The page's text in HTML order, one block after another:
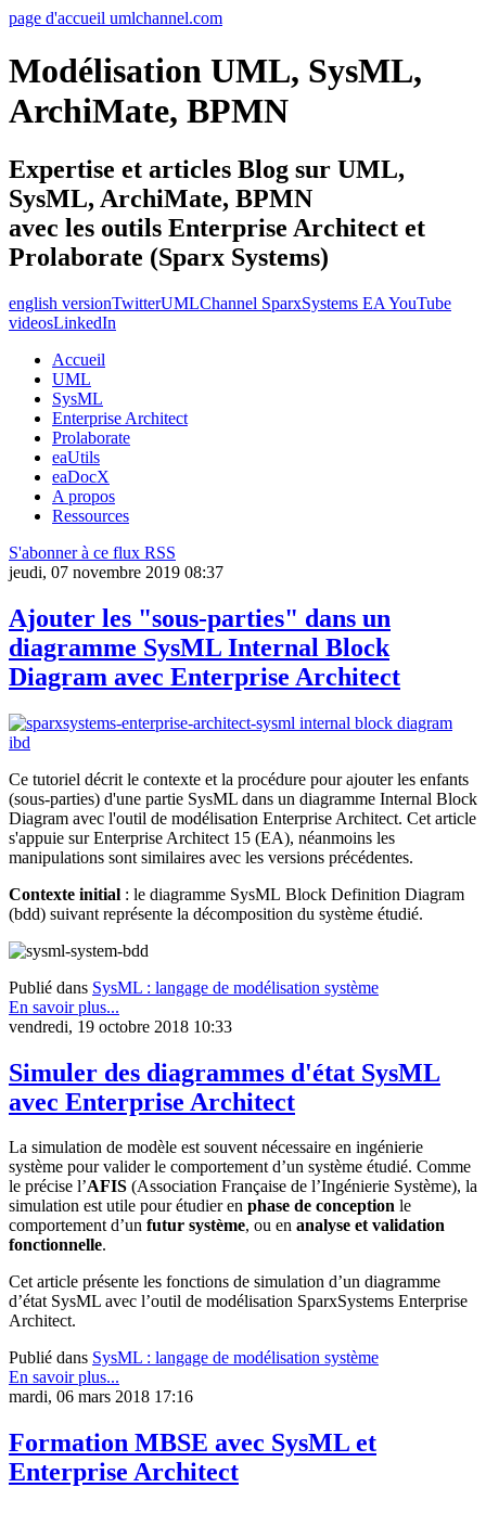
page d'accueil umlchannel.com
Modélisation UML, SysML,
ArchiMate, BPMN
Expertise et articles Blog sur UML,
SysML, ArchiMate, BPMN
avec les outils Enterprise Architect et
Prolaborate (Sparx Systems)
english versionTwitterUMLChannel SparxSystems EA YouTube
videosLinkedIn
Accueil
UML
SysML
Enterprise Architect
Prolaborate
eaUtils
eaDocX
A propos
Ressources
S'abonner à ce flux RSS
jeudi, 07 novembre 2019 08:37
Ajouter les "sous-parties" dans un
diagramme SysML Internal Block
Diagram avec Enterprise Architect
Ce tutoriel décrit le contexte et la procédure pour ajouter les enfants
(sous-parties) d'une partie SysML dans un diagramme Internal Block
Diagram avec l'outil de modélisation Enterprise Architect. Cet article
s'appuie sur Enterprise Architect 15 (EA), néanmoins les
manipulations sont similaires avec les versions précédentes.
Contexte initial : le diagramme SysML Block Definition Diagram
(bdd) suivant représente la décomposition du système étudié.
Publié dans SysML : langage de modélisation système
En savoir plus...
vendredi, 19 octobre 2018 10:33
Simuler des diagrammes d'état SysML
avec Enterprise Architect
La simulation de modèle est souvent nécessaire en ingénierie
système pour valider le comportement d’un système étudié. Comme
le précise l’AFIS (Association Française de l’Ingénierie Système), la
simulation est utile pour étudier en phase de conception le
comportement d’un futur système, ou en analyse et validation
fonctionnelle.
Cet article présente les fonctions de simulation d’un diagramme
d’état SysML avec l’outil de modélisation SparxSystems Enterprise
Architect.
Publié dans SysML : langage de modélisation système
En savoir plus...
mardi, 06 mars 2018 17:16
Formation MBSE avec SysML et
Enterprise Architect